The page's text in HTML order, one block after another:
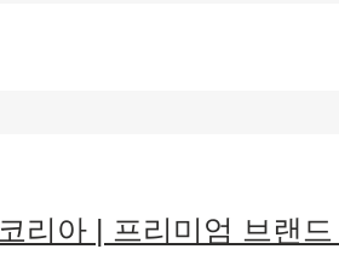
리아 | 프리미엄 브랜